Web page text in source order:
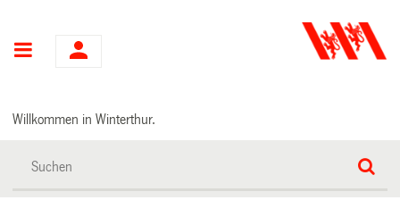
Hauptnavigation
Willkommen in Winterthur.